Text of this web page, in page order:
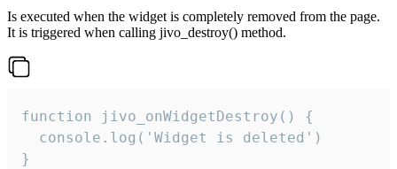
Is executed when the widget is completely removed from the page.
It is triggered when calling jivo_destroy() method.
function jivo_onWidgetDestroy() {
  console.log('Widget is deleted')
}